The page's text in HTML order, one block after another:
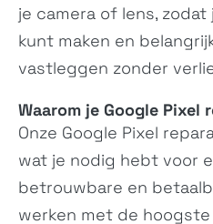
Redmi Note 15
25096RA9BG,
je camera of lens, zodat
kunt maken en
vastleggen zonder
Waarom je Google Pixel
Onze Google Pixel
wat je nodig hebt voor
betrouwbare en
werken met de